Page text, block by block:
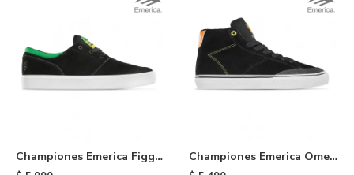
Championes Emerica Figgy
Championes Emerica Omen